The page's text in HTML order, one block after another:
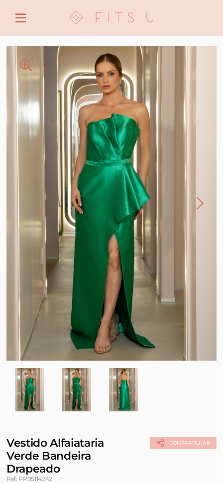
CRIAR NOVA CONTA
COMPARTILHAR
Vestido Alfaiataria
Verde Bandeira
Drapeado
Ref: PR05114242